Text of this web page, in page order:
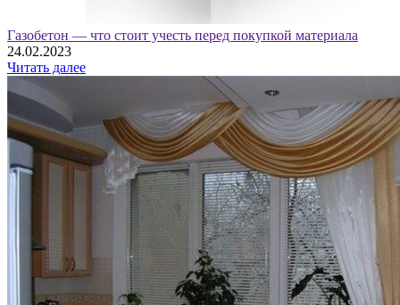
Газобетон — что стоит учесть перед покупкой материала
24.02.2023
Читать далее